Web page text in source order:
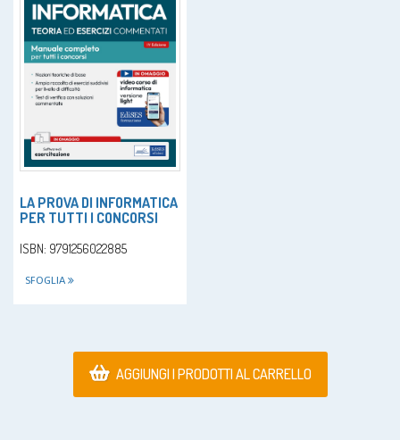
LA PROVA DI INFORMATICA
PER TUTTI I CONCORSI
ISBN: 9791256022885
SFOGLIA
AGGIUNGI I PRODOTTI AL CARRELLO